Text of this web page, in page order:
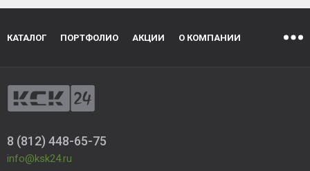
КАТАЛОГ ПОРТФОЛИО АКЦИИ О КОМПАНИИ
8 (812) 448-65-75
info@ksk24.ru